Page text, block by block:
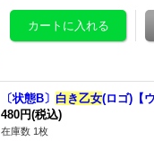
〔状態B〕 白き乙女(ロゴ)【
480円(税込)
在庫数 1枚